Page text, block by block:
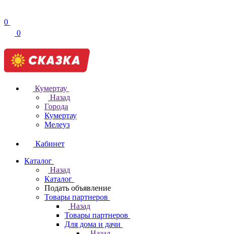
0
0
Кумертау
Назад
Города
Кумертау
Мелеуз
Кабинет
Каталог
Назад
Каталог
Подать объявление
Товары партнеров
Назад
Товары партнеров
Для дома и дачи